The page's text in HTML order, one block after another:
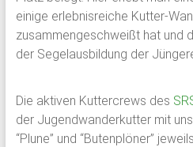
einige erlebnisreiche Kutter-
zusammengeschweißt hat und
der Segelausbildung der
Die aktiven Kuttercrews des
der Jugendwanderkutter mit
“Plune” und “Butenplöner”